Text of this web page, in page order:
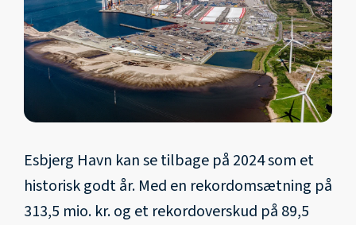
Esbjerg Havn kan se tilbage på 2024 som et
historisk godt år. Med en rekordomsætning på
313,5 mio. kr. og et rekordoverskud på 89,5